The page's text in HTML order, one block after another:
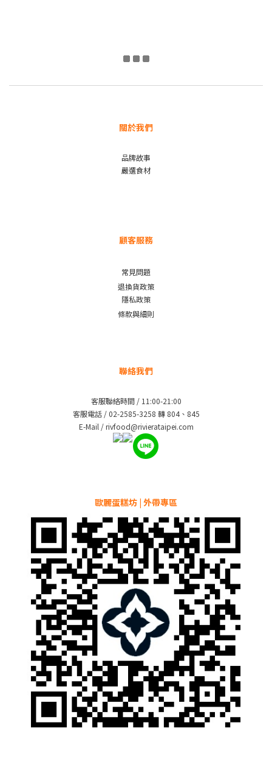
關於我們
品牌故事
嚴選食材
顧客服務
常見問題
退換貨政策
隱私政策
條款與細則
聯絡我們
客服聯絡時間 / 11:00-21:00
客服電話 / 02-2585-3258 轉 804、845
E-Mail / rivfood@rivierataipei.com
歐麗蛋糕坊 | 外帶專區